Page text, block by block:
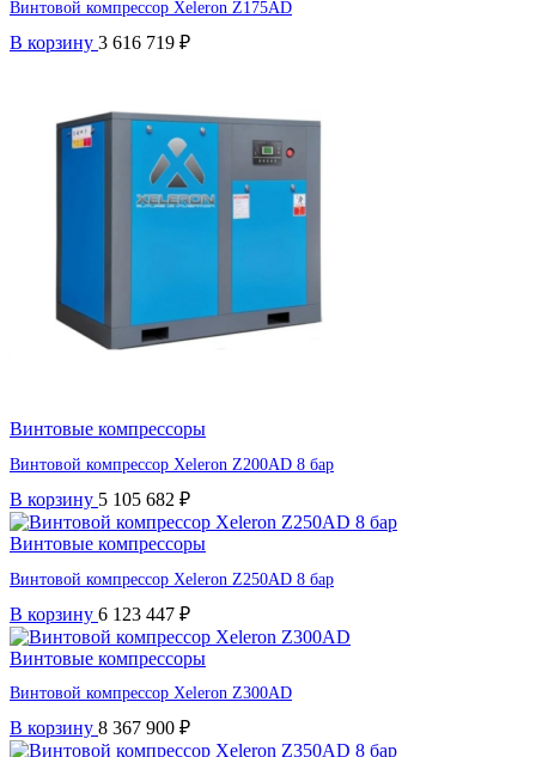
Винтовой компрессор Xeleron Z175AD
В корзину 3 616 719 ₽
Винтовые компрессоры
Винтовой компрессор Xeleron Z200AD 8 бар
В корзину 5 105 682 ₽
Винтовые компрессоры
Винтовой компрессор Xeleron Z250AD 8 бар
В корзину 6 123 447 ₽
Винтовые компрессоры
Винтовой компрессор Xeleron Z300AD
В корзину 8 367 900 ₽